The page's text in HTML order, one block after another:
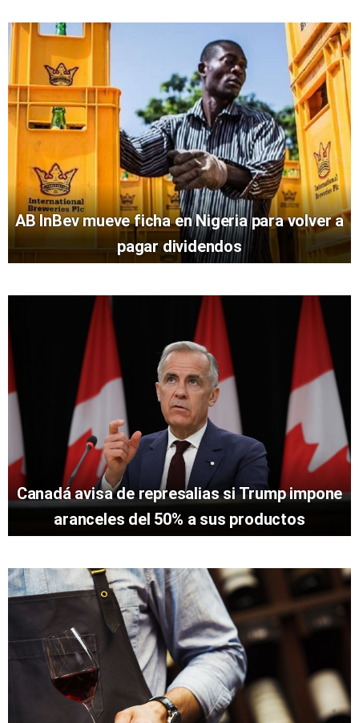
AB InBev mueve ficha en Nigeria para volver a
pagar dividendos
Canadá avisa de represalias si Trump impone
aranceles del 50% a sus productos